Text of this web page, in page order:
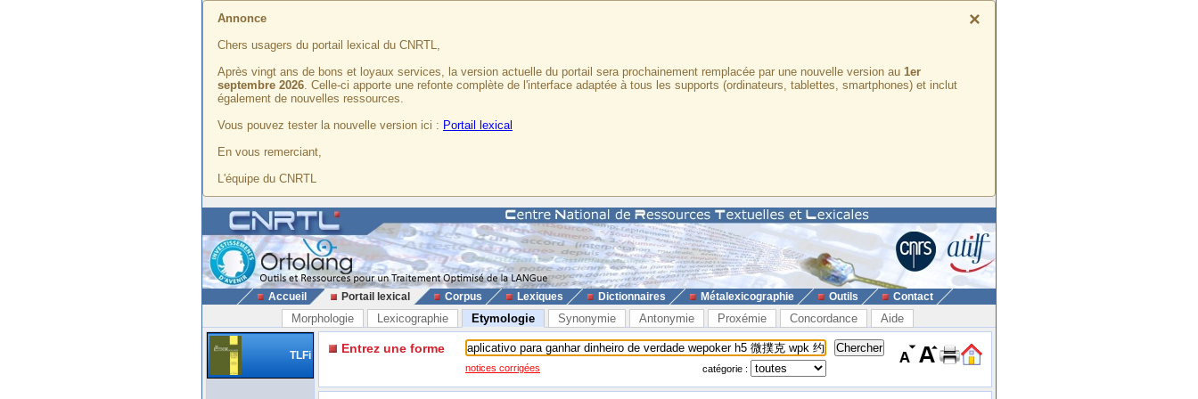
×
Annonce
Chers usagers du portail lexical du CNRTL,
Après vingt ans de bons et loyaux services, la version actuelle du portail sera prochainement remplacée par une nouvelle version au 1er
septembre 2026. Celle-ci apporte une refonte complète de l'interface adaptée à tous les supports (ordinateurs, tablettes, smartphones) et inclut
également de nouvelles ressources.
Vous pouvez tester la nouvelle version ici : Portail lexical
En vous remerciant,
L'équipe du CNRTL
Accueil Portail lexical Corpus Lexiques Dictionnaires Métalexicographie Outils Contact
Morphologie Lexicographie Etymologie Synonymie Antonymie Proxémie Concordance Aide
TLFi Entrez une forme
notices corrigées catégorie :